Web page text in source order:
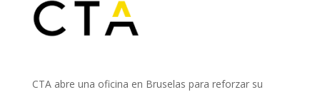
CTA abre una oficina en Bruselas para reforzar su